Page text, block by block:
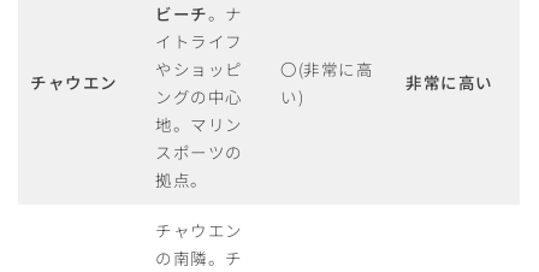
チャウエン
ビーチ。ナ
イトライフ
やショッピ
ングの中心
地。マリン
スポーツの
拠点。
〇(非常に高
い)
非常に高い
チャウエン
の南隣。チ